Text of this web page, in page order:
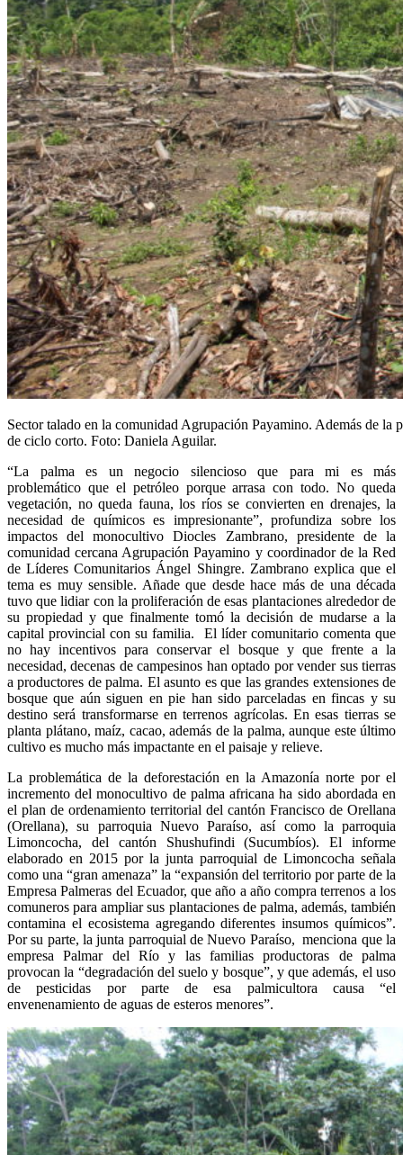
Sector talado en la comunidad Agrupación Payamino. Además de la
de ciclo corto. Foto: Daniela Aguilar.
“La palma es un negocio silencioso que para mi es más
problemático que el petróleo porque arrasa con todo. No queda
vegetación, no queda fauna, los ríos se convierten en drenajes, la
necesidad de químicos es impresionante”, profundiza sobre los
impactos del monocultivo Diocles Zambrano, presidente de la
comunidad cercana Agrupación Payamino y coordinador de la Red
de Líderes Comunitarios Ángel Shingre. Zambrano explica que el
tema es muy sensible. Añade que desde hace más de una década
tuvo que lidiar con la proliferación de esas plantaciones alrededor de
su propiedad y que finalmente tomó la decisión de mudarse a la
capital provincial con su familia. El líder comunitario comenta que
no hay incentivos para conservar el bosque y que frente a la
necesidad, decenas de campesinos han optado por vender sus tierras
a productores de palma. El asunto es que las grandes extensiones de
bosque que aún siguen en pie han sido parceladas en fincas y su
destino será transformarse en terrenos agrícolas. En esas tierras se
planta plátano, maíz, cacao, además de la palma, aunque este último
cultivo es mucho más impactante en el paisaje y relieve.
La problemática de la deforestación en la Amazonía norte por el
incremento del monocultivo de palma africana ha sido abordada en
el plan de ordenamiento territorial del cantón Francisco de Orellana
(Orellana), su parroquia Nuevo Paraíso, así como la parroquia
Limoncocha, del cantón Shushufindi (Sucumbíos). El informe
elaborado en 2015 por la junta parroquial de Limoncocha señala
como una “gran amenaza” la “expansión del territorio por parte de la
Empresa Palmeras del Ecuador, que año a año compra terrenos a los
comuneros para ampliar sus plantaciones de palma, además, también
contamina el ecosistema agregando diferentes insumos químicos”.
Por su parte, la junta parroquial de Nuevo Paraíso, menciona que la
empresa Palmar del Río y las familias productoras de palma
provocan la “degradación del suelo y bosque”, y que además, el uso
de pesticidas por parte de esa palmicultora causa “el
envenenamiento de aguas de esteros menores”.